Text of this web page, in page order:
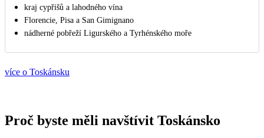
kraj cypřišů a lahodného vína
Florencie, Pisa a San Gimignano
nádherné pobřeží Ligurského a Tyrhénského moře
více o Toskánsku
Proč byste měli navštívit Toskánsko